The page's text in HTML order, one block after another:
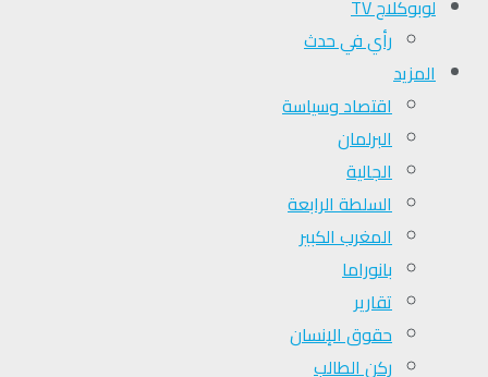
لوبوكلاج TV
رأي في حدث
المزيد
اقتصاد وسياسة
البرلمان
الجالية
السلطة الرابعة
المغرب الكبير
بانوراما
تقارير
حقوق الإنسان
ركن الطالب